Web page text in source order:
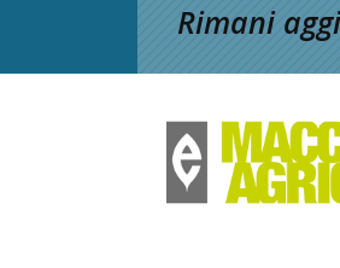
Rimani